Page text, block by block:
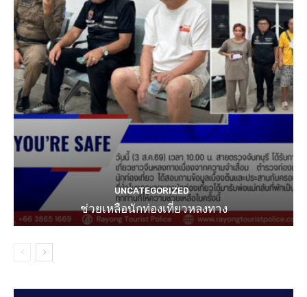
UNCATEGORIZED
ช่วยเหลือนักท่องเที่ยวหลงทาง